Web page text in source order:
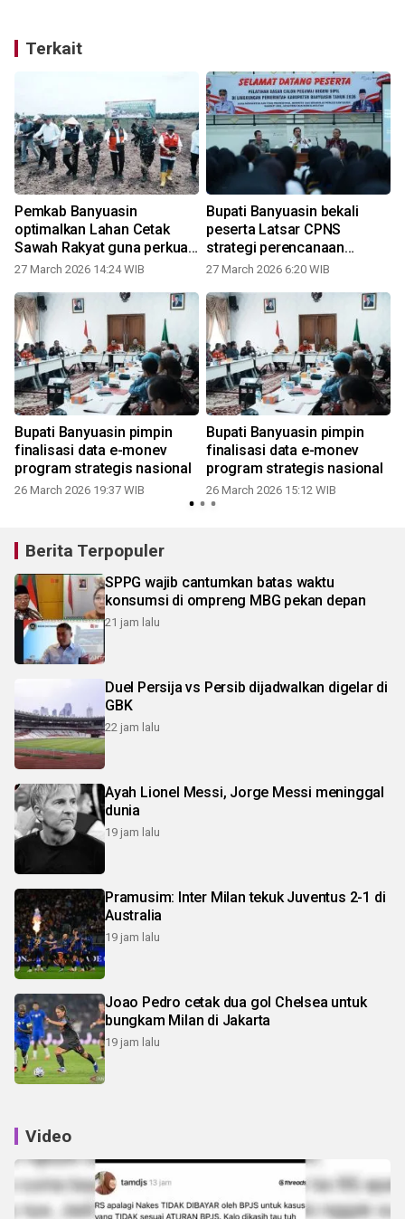
Terkait
Pemkab Banyuasin
optimalkan Lahan Cetak
Sawah Rakyat guna perkuat
ketahanan pangan
27 March 2026 14:24 WIB
Bupati Banyuasin bekali
peserta Latsar CPNS
strategi perencanaan
pembangunan
27 March 2026 6:20 WIB
Bupati Banyuasin pimpin
finalisasi data e-monev
program strategis nasional
26 March 2026 19:37 WIB
Bupati Banyuasin pimpin
finalisasi data e-monev
program strategis nasional
26 March 2026 15:12 WIB
Berita Terpopuler
SPPG wajib cantumkan batas waktu
konsumsi di ompreng MBG pekan depan
21 jam lalu
Duel Persija vs Persib dijadwalkan digelar di
GBK
22 jam lalu
Ayah Lionel Messi, Jorge Messi meninggal
dunia
19 jam lalu
Pramusim: Inter Milan tekuk Juventus 2-1 di
Australia
19 jam lalu
Joao Pedro cetak dua gol Chelsea untuk
bungkam Milan di Jakarta
19 jam lalu
Video